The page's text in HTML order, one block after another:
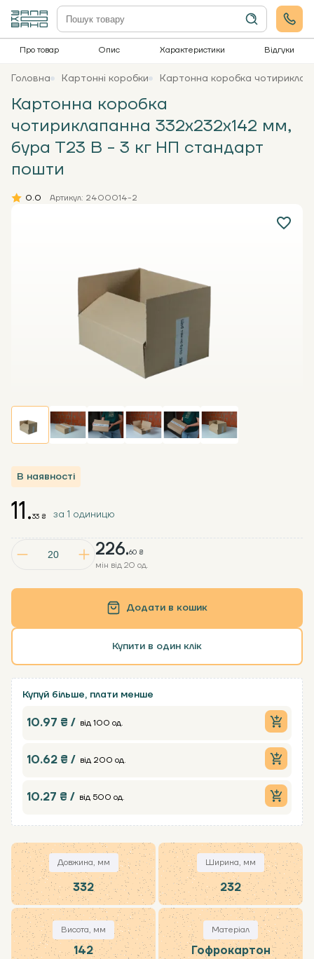
Про товар Опис Характеристики Відгуки
Головна Картонні коробки Картонна коробка
Картонна коробка
чотириклапанна 332х232х142 мм,
бура Т23 В - 3 кг НП стандарт
пошти
0.0 Артикул: 2400014-2
В наявності
226.60 ₴
мін від 20 од.
11.33 ₴ за 1 одиницю
Додати в кошик
Купити в один клік
Купуй більше, плати менше
10.97 ₴ / від 100 од.
10.62 ₴ / від 200 од.
10.27 ₴ / від 500 од.
Довжина, мм
332
Ширина, мм
232
Висота, мм
142
Матеріал
Гофрокартон